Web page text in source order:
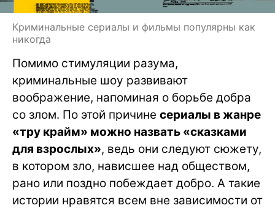
Криминальные сериалы и фильмы популярны как
никогда
Помимо стимуляции разума,
криминальные шоу развивают
воображение, напоминая о борьбе добра
со злом. По этой причине сериалы в жанре
«тру крайм» можно назвать «сказками
для взрослых», ведь они следуют сюжету,
в котором зло, нависшее над обществом,
рано или поздно побеждает добро. А такие
истории нравятся всем вне зависимости от